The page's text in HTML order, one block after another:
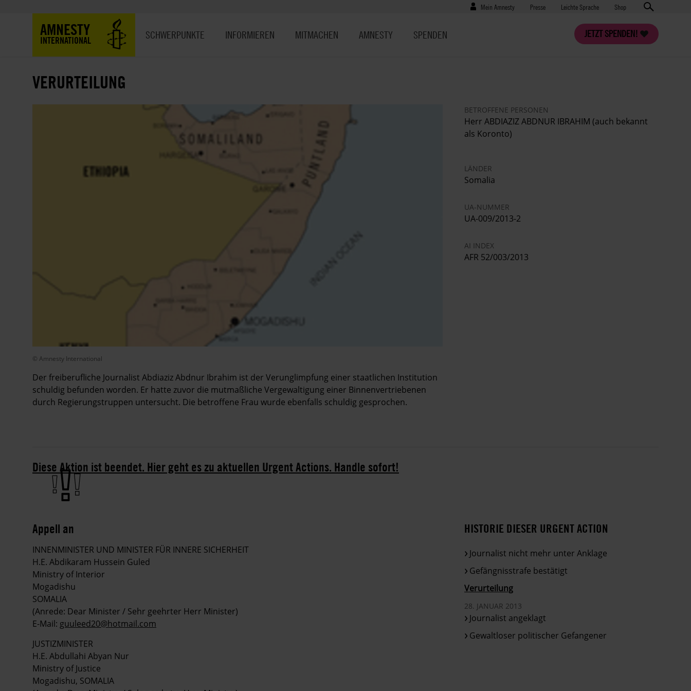
Benutzermenü
Mein Amnesty Presse
Presse Leichte Sprache Shop
AMNESTY
INTERNATIONAL
JETZT SPENDEN!
SCHWERPUNKTE INFORMIEREN MITMACHEN AMNESTY SPENDEN
VERURTEILUNG
© Amnesty International
Der freiberufliche Journalist Abdiaziz Abdnur Ibrahim ist der Verunglimpfung einer staatlichen Institution
schuldig befunden worden. Er hatte zuvor die mutmaßliche Vergewaltigung einer Binnenvertriebenen
durch Regierungstruppen untersucht. Die betroffene Frau wurde ebenfalls schuldig gesprochen.
BETROFFENE PERSONEN
Herr ABDIAZIZ ABDNUR IBRAHIM (auch bekannt
als Koronto)
LÄNDER
Somalia
UA-NUMMER
UA-009/2013-2
AI INDEX
AFR 52/003/2013
Diese Aktion ist beendet. Hier geht es zu aktuellen Urgent Actions. Handle sofort!
Appell an
INNENMINISTER UND MINISTER FÜR INNERE SICHERHEIT
H.E. Abdikaram Hussein Guled
Ministry of Interior
Mogadishu
SOMALIA
(Anrede: Dear Minister / Sehr geehrter Herr Minister)
E-Mail: guuleed20@hotmail.com
JUSTIZMINISTER
H.E. Abdullahi Abyan Nur
Ministry of Justice
Mogadishu, SOMALIA
HISTORIE DIESER URGENT ACTION
Journalist nicht mehr unter Anklage
Gefängnisstrafe bestätigt
Verurteilung
28. JANUAR 2013
Journalist angeklagt
Gewaltloser politischer Gefangener